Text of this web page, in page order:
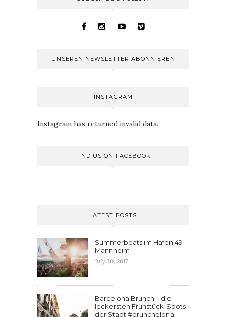
UNSEREN NEWSLETTER ABONNIEREN
INSTAGRAM
Instagram has returned invalid data.
FIND US ON FACEBOOK
LATEST POSTS
Summerbeats im Hafen 49
Mannheim
July 30, 2017
Barcelona Brunch – die
leckersten Frühstück-Spots
der Stadt #brunchelona